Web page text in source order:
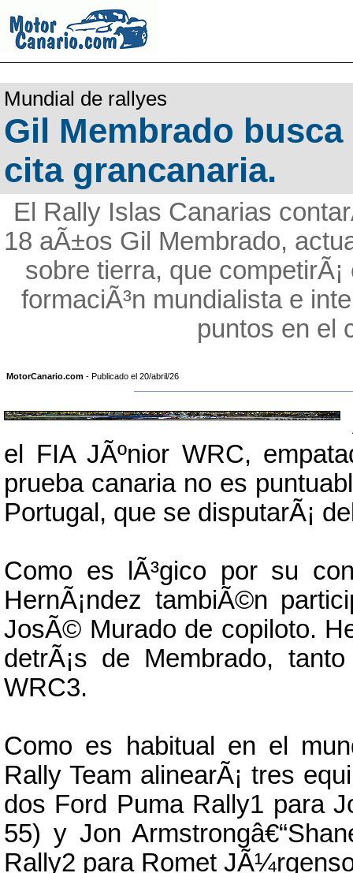
Mundial de rallyes
Gil Membrado
cita grancanaria.
El Rally Islas Canarias
18 aÃ±os Gil Membrado,
sobre tierra, que
formaciÃ³n mundialista e
puntos en el
MotorCanario.com - Publicado el 20/abril/26
el FIA JÃºnior WRC,
prueba canaria no es
Portugal, que se disputarÃ¡
Como es lÃ³gico por su
HernÃ¡ndez tambiÃ©n
JosÃ© Murado de copiloto.
detrÃ¡s de Membrado,
WRC3.
Como es habitual en el
Rally Team alinearÃ¡ tres
dos Ford Puma Rally1 para
55) y Jon
Rally2 para Romet